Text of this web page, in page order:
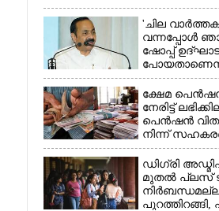
യൂണിറ്റിൽ
കുപ്പിച്ചില്ലും
'ചില
വന്നപ്പോൾ
ഷോപ്പ്
വിചാരിച്ചു,
ക്ഷേമ
നേരിട്ട്
പെൻഷൻ
നിന്ന്
ബാങ്കുകളെ
ഡിഗ്രി
മുതൽ പ്ലസ്
പുറത്തിറങ്ങി,
×